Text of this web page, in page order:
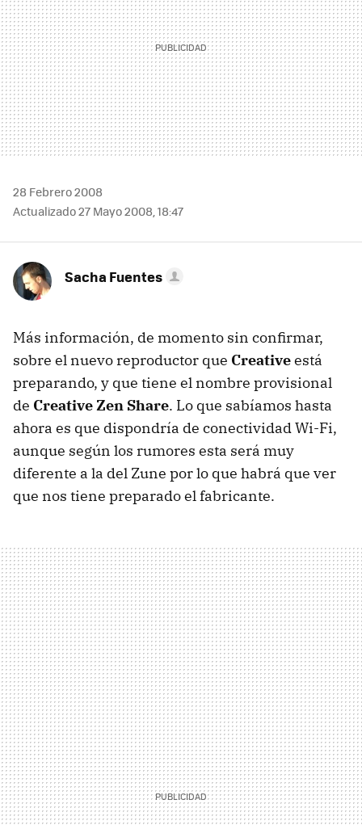
28 Febrero 2008
Actualizado 27 Mayo 2008, 18:47
Sacha Fuentes
Más información, de momento sin confirmar,
sobre el nuevo reproductor que Creativeestá
preparando, y que tiene el nombre provisional
de Creative Zen Share. Lo que sabíamos hasta
ahora es que dispondría de conectividad Wi-Fi,
aunque según los rumores esta será muy
diferente a la del Zune por lo que habrá que ver
que nos tiene preparado el fabricante.